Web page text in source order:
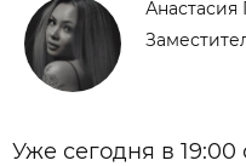
Анастасия
Уже сегодня в 19:00